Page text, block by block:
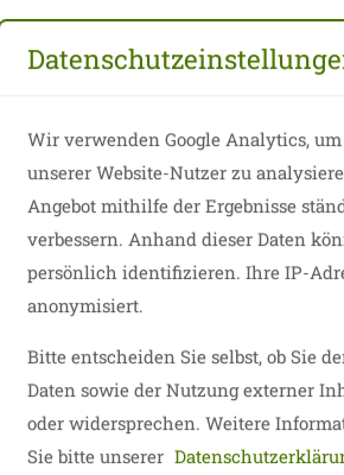
BILDER ZU
zurück
Wir verwenden Google Analytics,
unserer Website-Nutzer zu
Angebot mithilfe der Ergebnisse
verbessern. Anhand dieser Daten
persönlich identifizieren. Ihre IP-
anonymisiert.
Bitte entscheiden Sie selbst, ob Sie
Daten sowie der Nutzung externer
oder widersprechen. Weitere
Sie bitte unserer